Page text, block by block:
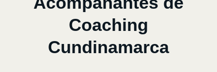
Coaching
Cundinamarca